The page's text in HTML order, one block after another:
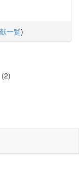
一覧)
(2)